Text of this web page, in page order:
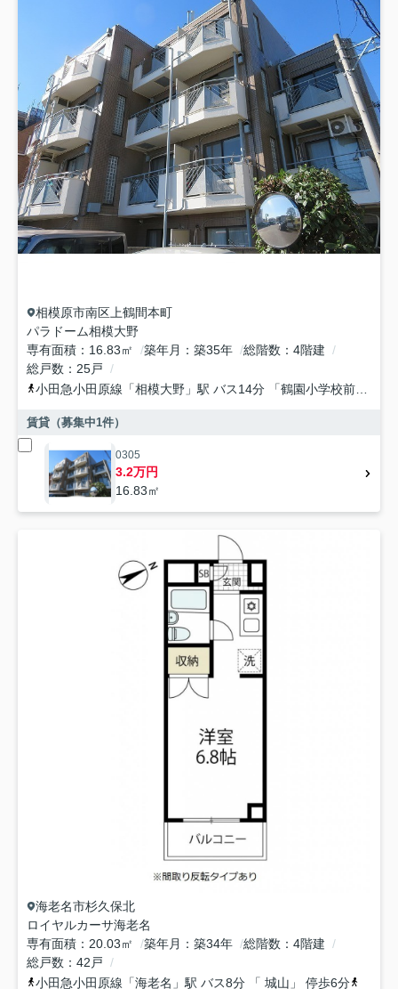
相模原市南区 上鶴間本町
パラドーム相模大野
専有面積
16.83㎡ 築年月 築35年 総階数
4階建
総戸数
25戸
小田急小田原線 「相模大野 」駅 バス14分 「鶴園小学校前」 停歩2分
賃貸（募集中1件）
0305
3.2万円
16.83㎡
海老名市杉久保北
ロイヤルカーサ海老名
専有面積
20.03㎡ 築年月 築34年 総階数
4階建
総戸数
42戸
小田急小田原線 「海老名 」駅 バス8分 「 城山」 停歩6分